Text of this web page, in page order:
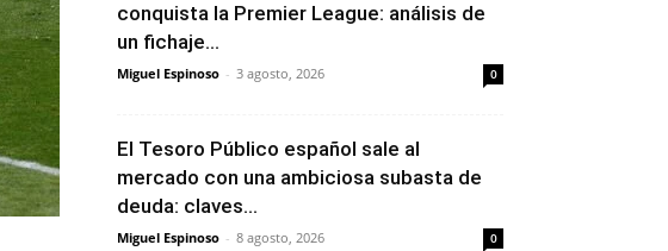
conquista la Premier League: análisis de
un fichaje...
Miguel Espinoso - 3 agosto, 2026 0
El Tesoro Público español sale al
mercado con una ambiciosa subasta de
deuda: claves...
Miguel Espinoso - 8 agosto, 2026 0